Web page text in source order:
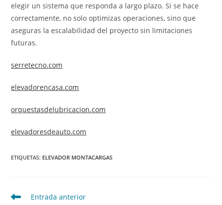
elegir un sistema que responda a largo plazo. Si se hace
correctamente, no solo optimizas operaciones, sino que
aseguras la escalabilidad del proyecto sin limitaciones
futuras.
serretecno.com
elevadorencasa.com
orquestasdelubricacion.com
elevadoresdeauto.com
ETIQUETAS: ELEVADOR MONTACARGAS
Leer
Entrada anterior